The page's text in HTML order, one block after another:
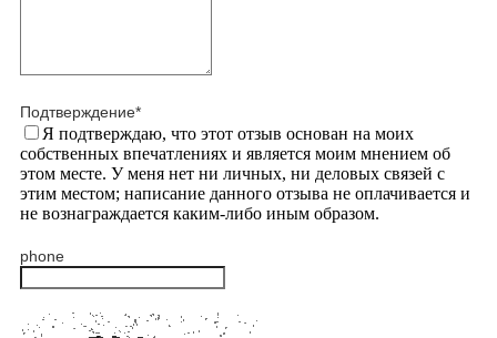
Подтверждение*
Я подтверждаю, что этот отзыв основан на моих
собственных впечатлениях и является моим мнением об
этом месте. У меня нет ни личных, ни деловых связей с
этим местом; написание данного отзыва не оплачивается и
не вознаграждается каким-либо иным образом.
phone